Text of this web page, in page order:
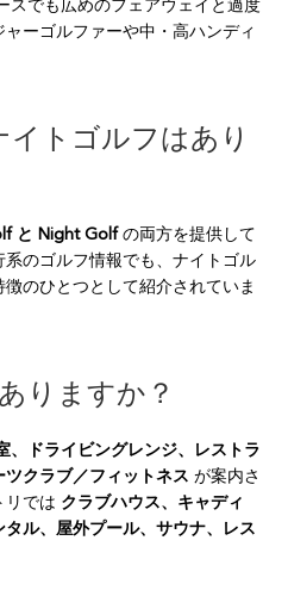
スでも広めのフェアウェイと過度
ーゴルファーや中・高ハンディ
トゴルフはあり
と Night Golfの両方を提供して
のゴルフ情報でも、ナイトゴル
のひとつとして紹介されていま
りますか？
、ドライビングレンジ、レストラ
クラブ／フィットネス が案内さ
リでは クラブハウス、キャディ
ル、屋外プール、サウナ、レス